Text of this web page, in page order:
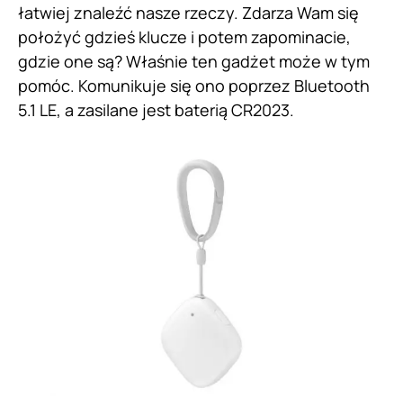
łatwiej znaleźć nasze rzeczy. Zdarza Wam się
położyć gdzieś klucze i potem zapominacie,
gdzie one są? Właśnie ten gadżet może w tym
pomóc. Komunikuje się ono poprzez Bluetooth
5.1 LE, a zasilane jest baterią CR2023.